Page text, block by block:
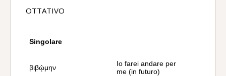
OTTATIVO
Singolare
βιβῴμην
Io farei andare per
me (in futuro)